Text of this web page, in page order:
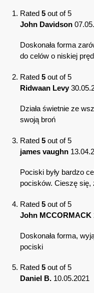
Rated 5 out of 5
John Davidson
Doskonała forma
do celów o niskiej
Rated 5 out of 5
Ridwaan Levy
Działa świetnie ze
swoją broń
Rated 5 out of 5
james vaughn
Pociski były bardzo
pocisków. Cieszę się,
Rated 5 out of 5
John MCCORMACK
Doskonała forma,
pociski
Rated 5 out of 5
Daniel B. 10.05.2021